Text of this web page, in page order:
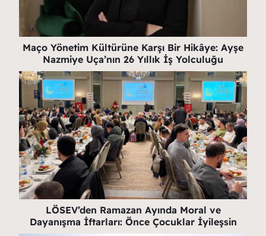
Maço Yönetim Kültürüne Karşı Bir Hikâye: Ayşe
Nazmiye Uça’nın 26 Yıllık İş Yolculuğu
LÖSEV’den Ramazan Ayında Moral ve
Dayanışma İftarları: Önce Çocuklar İyileşsin